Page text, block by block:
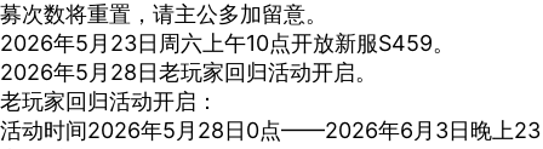
募次数将重置，请主公多加留意。
2026年5月23日周六上午10点开放新服S459。
2026年5月28日老玩家回归活动开启。
老玩家回归活动开启：
活动时间2026年5月28日0点——2026年6月3日晚上23